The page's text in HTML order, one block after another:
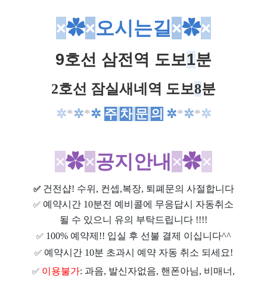
×✿×오시는길×✿×
9호선 삼전역 도보1분
2호선 잠실새네역 도보8분
✲*✲*✲ 주 차 문 의 ✲*✲*✲
×✿×공지안내 ×✿×
✅ 건전샵! 수위, 컨셉,복장, 퇴폐문의 사절합니다
✅ 예약시간 10분전 예비콜에 무응답시 자동취소
될 수 있으니 유의 부탁드립니다 !!!!
✅ 100% 예약제!! 입실 후 선불 결제 이십니다^^
✅ 예약시간 10분 초과시 예약 자동 취소 되세요!
✅ 이용불가: 과음, 발신자없음, 핸폰아님, 비매너,